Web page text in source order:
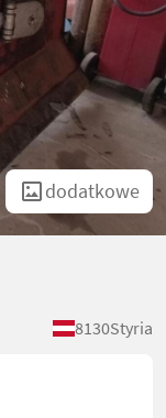
dodatkowe
8130Styria